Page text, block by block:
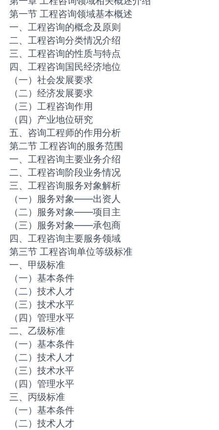
第一节 工程咨询领域基本概述
一、工程咨询的概念及原则
二、工程咨询分类情况介绍
三、工程咨询的性质与特点
四、工程咨询国民经济地位
（一）社会发展要求
（二）经济发展要求
（三）工程咨询作用
（四）产业地位研究
五、咨询工程师的作用分析
第二节 工程咨询的服务范围
一、工程咨询主要业务介绍
二、工程咨询阶段业务情况
三、工程咨询服务对象解析
（一）服务对象——出资人
（二）服务对象——项目主
（三）服务对象——承包商
四、工程咨询主要服务领域
第三节 工程咨询单位等级标准
一、甲级标准
（一）基本条件
（二）技术人才
（三）技术水平
（四）管理水平
二、乙级标准
（一）基本条件
（二）技术人才
（三）技术水平
（四）管理水平
三、丙级标准
（一）基本条件
（二）技术人才